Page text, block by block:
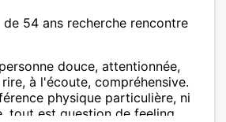
de 54 ans recherche rencontre
douce, attentionnée,
à l'écoute, compréhensive.
physique particulière, ni
tout est question de feeling.